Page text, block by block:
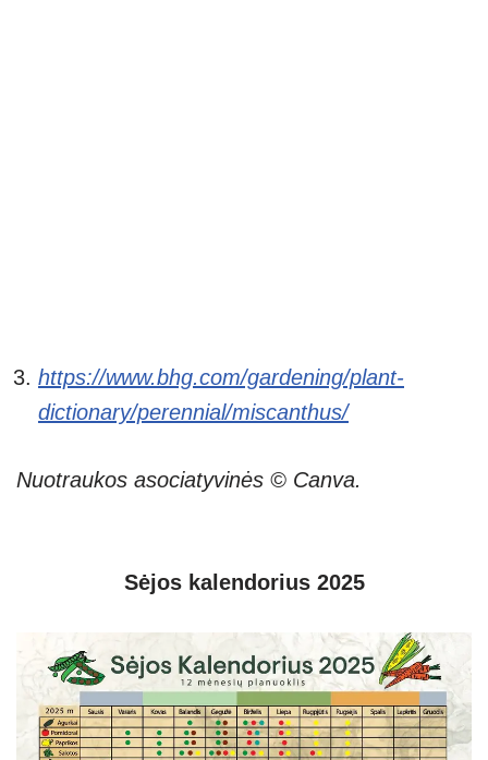
https://www.bhg.com/gardening/plant-
dictionary/perennial/miscanthus/
Nuotraukos asociatyvinės © Canva.
Sėjos kalendorius 2025